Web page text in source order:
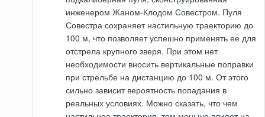
инженером Жаном-Клодом Совестром. Пуля
Совестра сохраняет настильную траекторию до
100 м, что позволяет успешно применять ее для
отстрела крупного зверя. При этом нет
необходимости вносить вертикальные поправки
при стрельбе на дистанцию до 100 м. От этого
сильно зависит вероятность попадания в
реальных условиях. Можно сказать, что чем